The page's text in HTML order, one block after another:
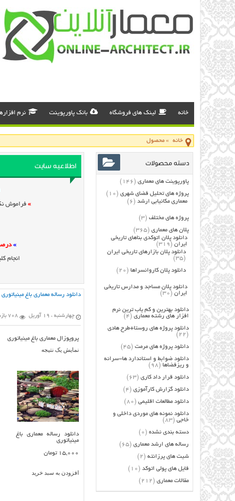
خانه لینک های فروشگاه بانک پاورپوینت نرم
خانه »محصول
اطلاعیه سایت
» فراموش
»
انجام
دانلود رساله معماری باغ مینیاتوری
چهارشنبه ، 19 آوریل 708 بازدید
پروپوزال معماری باغ مینیاتوری
نمایش یک نتیجه
دانلود رساله معماری باغ
مینیاتوری
15,000 تومان
افزودن به سبد خرید
دسته محصولات
پاورپوینت های معماری (146)
پروژه های تحلیل فضای شهری (10)
معماری مکانیابی ارشد (6)
پروژه های مختلف (3)
پلان های معماری (365)
دانلود پلان اتوکدی بناهای تاریخی
ایران (319)
دانلود پلان بازارهای تاریخی ایران
(35)
دانلود پلان کاروانسراها (20)
دانلود پلان مساجد و مدارس تاریخی
ایران (30)
دانلود بهترین و کم یاب ترین نرم
افزار های رشته معماری (4)
دانلود پروژه های روستا+طرح هادی
(22)
دانلود پروژه های مرمت (45)
دانلود ضوابط و استاندارد ها-سرانه
و ریزفضاها (98)
دانلود قرار داد کاری (63)
دانلود گزارش کارآموزی (4)
دانلود مطالعات اقلیمی (80)
دانلود نمونه های موردی داخلی و
خاجی (83)
دسته بندی نشده (0)
رساله های ارشد معماری (65)
شیت های پرزانته (2)
فایل های پولی اتوکد (10)
مقالات معماری (212)